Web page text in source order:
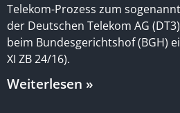
Telekom-Prozess zum
der Deutschen Telekom AG
beim Bundesgerichtshof (BGH)
XI ZB 24/16).
Weiterlesen »